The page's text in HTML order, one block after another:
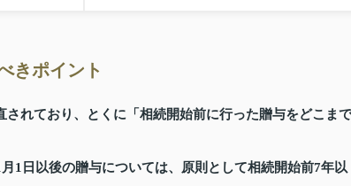
きポイント
れており、とくに「相続開始前に行った贈与をどこまで
1日以後の贈与については、原則として相続開始前7年以